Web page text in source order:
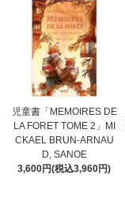
児童書「MEMOIRES DE
LA FORET TOME 2」MI
CKAEL BRUN-ARNAU
D, SANOE
3,600円(税込3,960円)